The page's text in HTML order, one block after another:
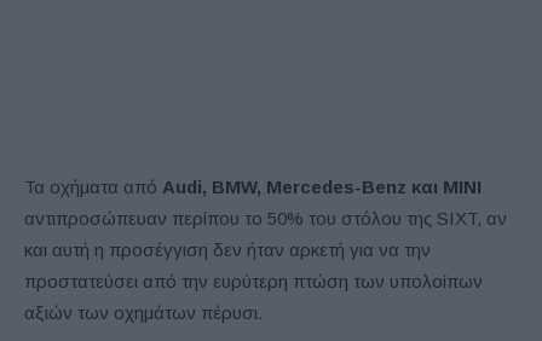
Τα οχήματα από Audi, BMW, Mercedes-Benz και MINI
αντιπροσώπευαν περίπου το 50% του στόλου της SIXT, αν
και αυτή η προσέγγιση δεν ήταν αρκετή για να την
προστατεύσει από την ευρύτερη πτώση των υπολοίπων
αξιών των οχημάτων πέρυσι.